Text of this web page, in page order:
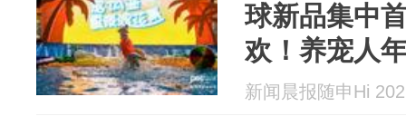
球新品集中
欢！养宠人
新闻晨报随申Hi